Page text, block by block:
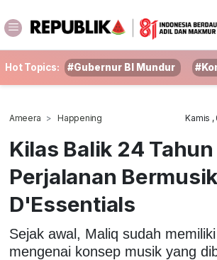
Hot Topics: #Gubernur BI Mundur
Ameera Happening Kamis ,
Kilas Balik 24 Tahun
Perjalanan
D'Essentials
Sejak awal, Maliq sudah
mengenai konsep musik yang